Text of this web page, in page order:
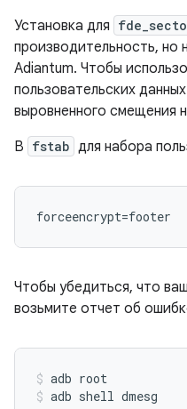
Установка для
производительность, но
Adiantum. Чтобы
пользовательских
выровненного смещения
В fstab для набора
Чтобы убедиться, что
возьмите отчет об
adb root
adb shell dmesg